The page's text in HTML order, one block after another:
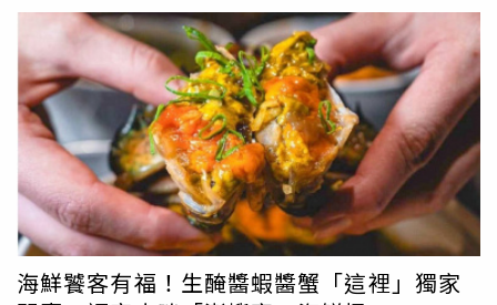
就沒有價格競爭力，反而布的價格，價差就可以超過10倍之
多，加上本土家具都有師傅手藝傳承的問題，經營並不容
易。「不過進口高級家具衰退不多，約1成，還算有維持
住！」他以NATUZZI為例，NATUZZI為頂級家具品牌，主
力客群約在60歲，經濟能力不錯的高資產族，近來40歲客
人也有變多趨勢，主要是年輕人買家具會先上網做功課，挑
選有品牌的家具，只要喜歡，貴一點無所謂。總經理顏貽騰
表示，此次改裝堅持建材、塗料都從義大利引進，希望讓民
眾一踏進門店即能感受到品牌深厚的文化及工藝，強化品牌
體驗。（圖／李宗明攝）另外，雖然好的頂級沙發能坐10年
不龜裂，「但客人的購買實力很強，有3成客人一直換房，
海鮮饕客有福！生醃醬蝦醬蟹「這裡」獨家